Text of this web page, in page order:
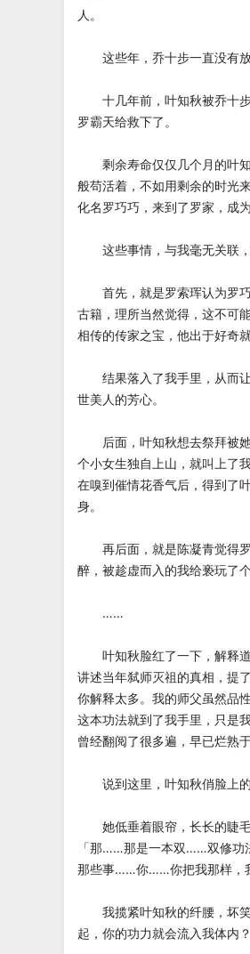
人。
这些年，乔十步一直没有放
十几年前，叶知秋被乔十步
罗霸天给救下了。
剩余寿命仅仅几个月的叶知
般苟活着，不如用剩余的时光
化名罗巧巧，来到了罗家，成
这些事情，与我毫无关联，
首先，就是罗索珲认为罗巧
古籍，理所当然觉得，这不可
相传的传家之宝，他出于好奇
结果落入了我手里，从而让
世美人的芳心。
后面，叶知秋想去祭拜被她
个小女生独自上山，就叫上了
在嗅到催情花香气后，得到了
身。
再后面，就是陈凝青觉得罗
醉，被趁虚而入的我给亵玩了个
……
叶知秋脸红了一下，解释道
讲述当年弑师灭祖的真相，提
你解释太多。我的师父虽然品
这本功法就到了我手里，只是
曾经翻阅了很多遍，早已烂熟于
说到这里，叶知秋俏脸上的
她低垂着眼帘，长长的睫毛
「那……那是一本双……双修功
那些事……你……你把我那样，
我揽紧叶知秋的纤腰，坏笑
起，你的功力就会流入我体内？